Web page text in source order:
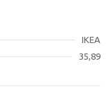
IKEA
35,89